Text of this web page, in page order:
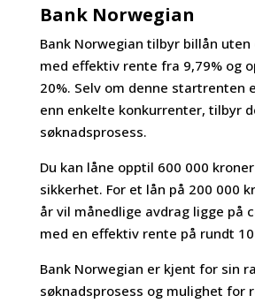
Bank Norwegian
Bank Norwegian tilbyr billån
med effektiv rente fra 9,79% og
20%. Selv om denne startrenten
enn enkelte konkurrenter, tilbyr
søknadsprosess.
Du kan låne opptil 600 000
sikkerhet. For et lån på 200 000
år vil månedlige avdrag ligge på
med en effektiv rente på rundt
Bank Norwegian er kjent for sin
søknadsprosess og mulighet for